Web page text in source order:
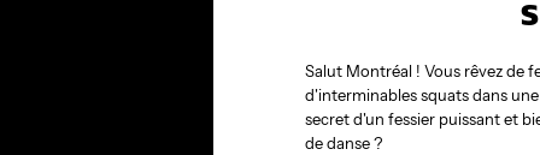
Salut Montréal ! Vous rêvez de
d'interminables squats dans
secret d'un fessier puissant et
de danse ?